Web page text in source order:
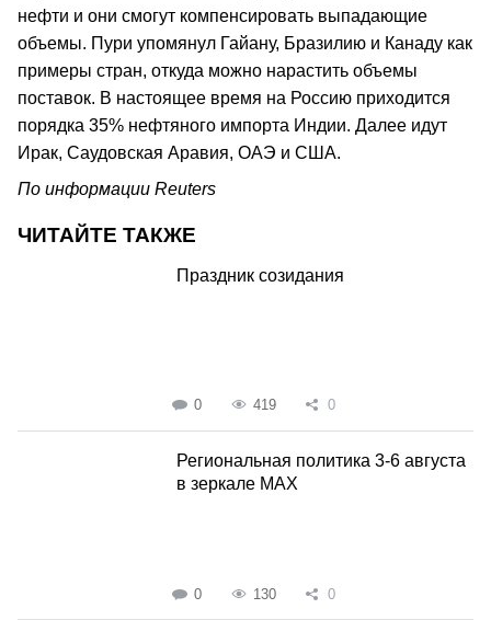
нефти и они смогут компенсировать выпадающие
объемы. Пури упомянул Гайану, Бразилию и Канаду как
примеры стран, откуда можно нарастить объемы
поставок. В настоящее время на Россию приходится
порядка 35% нефтяного импорта Индии. Далее идут
Ирак, Саудовская Аравия, ОАЭ и США.
По информации Reuters
ЧИТАЙТЕ ТАКЖЕ
Праздник созидания
0 419 0
Региональная политика 3-6 августа
в зеркале MAX
0 130 0